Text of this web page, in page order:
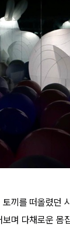
끼를 떠올렸던
며 다채로운 몸